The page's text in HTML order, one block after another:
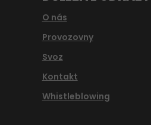
O nás
Provozovny
Svoz
Kontakt
Whistleblowing